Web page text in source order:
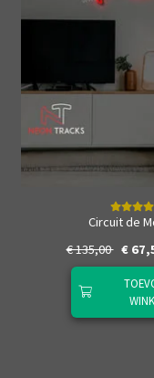
Circuit de
€ 135,00 €